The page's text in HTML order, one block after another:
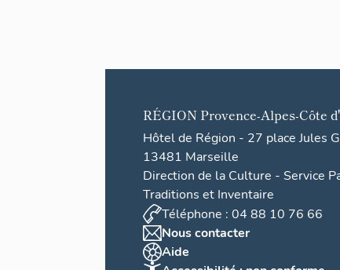
RÉGION Provence-Alpes-Côte
Hôtel de Région - 27 place Jules
13481 Marseille
Direction de la Culture - Service
Traditions et Inventaire
Téléphone : 04 88 10 76 66
Nous contacter
Aide